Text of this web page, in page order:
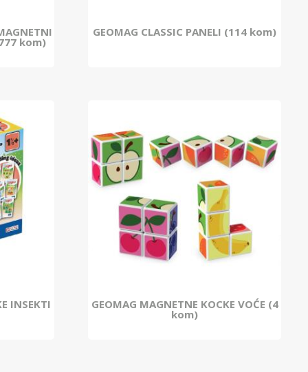
kom)
GEOMAG CLASSIC PANELI (114 kom)
INSEKTI GEOMAG MAGNETNE KOCKE VOĆE (4
kom)